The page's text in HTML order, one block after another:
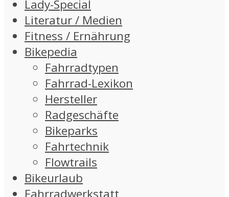
Lady-Special
Literatur / Medien
Fitness / Ernährung
Bikepedia
Fahrradtypen
Fahrrad-Lexikon
Hersteller
Radgeschäfte
Bikeparks
Fahrtechnik
Flowtrails
Bikeurlaub
Fahrradwerkstatt